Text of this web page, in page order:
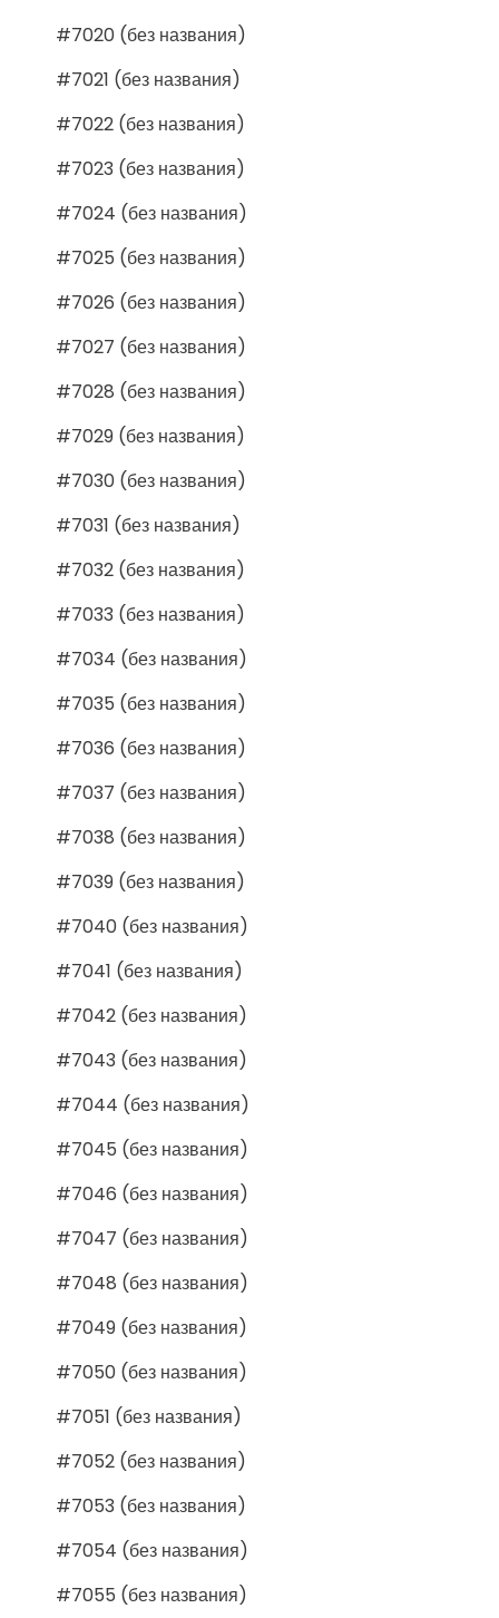
#7020 (без названия)
#7021 (без названия)
#7022 (без названия)
#7023 (без названия)
#7024 (без названия)
#7025 (без названия)
#7026 (без названия)
#7027 (без названия)
#7028 (без названия)
#7029 (без названия)
#7030 (без названия)
#7031 (без названия)
#7032 (без названия)
#7033 (без названия)
#7034 (без названия)
#7035 (без названия)
#7036 (без названия)
#7037 (без названия)
#7038 (без названия)
#7039 (без названия)
#7040 (без названия)
#7041 (без названия)
#7042 (без названия)
#7043 (без названия)
#7044 (без названия)
#7045 (без названия)
#7046 (без названия)
#7047 (без названия)
#7048 (без названия)
#7049 (без названия)
#7050 (без названия)
#7051 (без названия)
#7052 (без названия)
#7053 (без названия)
#7054 (без названия)
#7055 (без названия)